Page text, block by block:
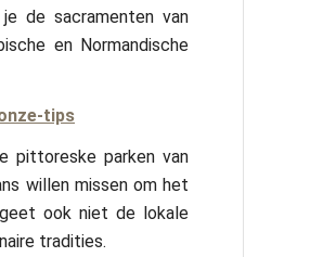
de sacramenten van
en Normandische
tips
pittoreske parken van
willen missen om het
ook niet de lokale
tradities.